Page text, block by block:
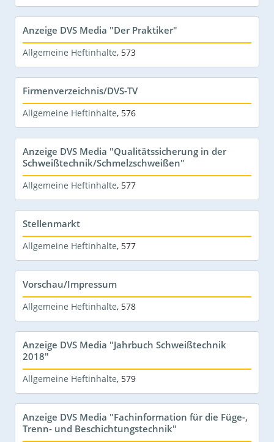
Anzeige DVS Media "Der Praktiker"
Allgemeine Heftinhalte, 573
Firmenverzeichnis/DVS-TV
Allgemeine Heftinhalte, 576
Anzeige DVS Media "Qualitätssicherung in der
Schweißtechnik/Schmelzschweißen"
Allgemeine Heftinhalte, 577
Stellenmarkt
Allgemeine Heftinhalte, 577
Vorschau/Impressum
Allgemeine Heftinhalte, 578
Anzeige DVS Media "Jahrbuch Schweißtechnik
2018"
Allgemeine Heftinhalte, 579
Anzeige DVS Media "Fachinformation für die Füge-,
Trenn- und Beschichtungstechnik"